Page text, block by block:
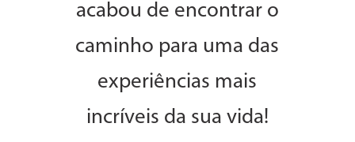
acabou de encontrar o
caminho para uma das
experiências mais
incríveis da sua vida!